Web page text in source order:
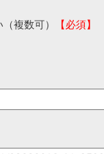
複数可）
【必須】